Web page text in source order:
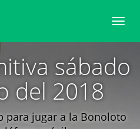
Toggle
sábado
del 2018
para jugar a la Bonoloto